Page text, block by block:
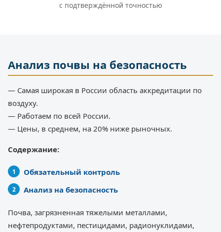
с подтверждённой точностью
Анализ почвы на безопасность
— Самая широкая в России область аккредитации по
воздуху.
— Работаем по всей России.
— Цены, в среднем, на 20% ниже рыночных.
Содержание:
Обязательный контроль
Анализ на безопасность
Почва, загрязненная тяжелыми металлами,
нефтепродуктами, пестицидами, радионуклидами,